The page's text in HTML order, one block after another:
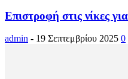
Επιστροφή στις νίκες
admin - 19 Σεπτεμβρίου 2025 0